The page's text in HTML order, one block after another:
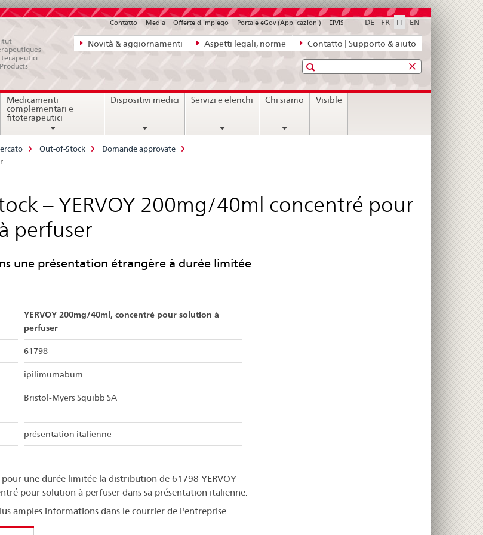
Navigazione
diretta:
aspetti
Novità & aggiornamenti Aspetti legali, norme Contatto | Supporto & aiuto
DE FR IT EN
Contatto Media Offerte d'impiego Portale eGov (Applicazioni) ElViS
terapeutici
Ricerca
Medicamenti
complementari e
fitoterapeutici
Dispositivi medici Servizi e elenchi Chi siamo Visible
Out-of-Stock
Domande approvate
– YERVOY 200mg/40ml concentré pour
perfuser
une présentation étrangère à durée limitée
YERVOY 200mg/40ml, concentré pour solution à
perfuser
61798
ipilimumabum
Bristol-Myers Squibb SA
présentation italienne
une durée limitée la distribution de 61798 YERVOY
pour solution à perfuser dans sa présentation italienne.
amples informations dans le courrier de l'entreprise.